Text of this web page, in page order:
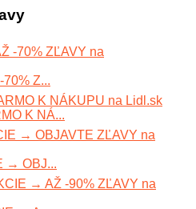
Z...
K NÁ...
→ OBJ...